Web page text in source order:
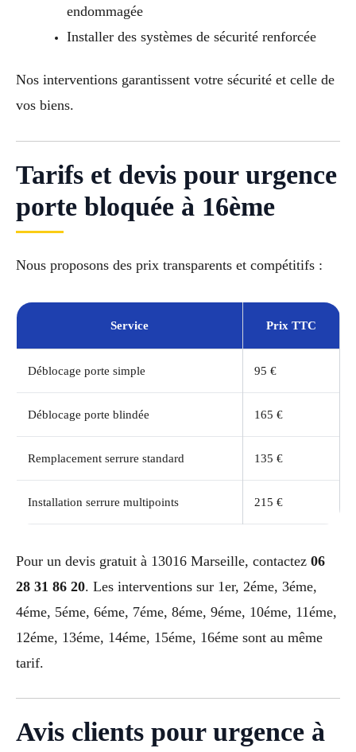
endommagée
Installer des systèmes de sécurité renforcée
Nos interventions garantissent votre sécurité et celle de
vos biens.
Tarifs et devis pour urgence
porte bloquée à 16ème
Nous proposons des prix transparents et compétitifs :
Service Prix TTC
Déblocage porte simple 95 €
Déblocage porte blindée 165 €
Remplacement serrure standard 135 €
Installation serrure multipoints 215 €
Pour un devis gratuit à 13016 Marseille, contactez 06
28 31 86 20. Les interventions sur 1er, 2éme, 3éme,
4éme, 5éme, 6éme, 7éme, 8éme, 9éme, 10éme, 11éme,
12éme, 13éme, 14éme, 15éme, 16éme sont au même
tarif.
Avis clients pour urgence à